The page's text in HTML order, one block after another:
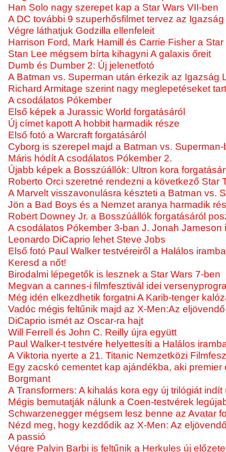
Han Solo nagy szerepet kap a Star Wars VII-ben
A DC további 9 szuperhősfilmet tervez az
Végre láthatjuk Godzilla ellenfeleit
Harrison Ford, Mark Hamill és Carrie Fisher a
Stan Lee mégsem bírta kihagyni A galaxis őreit
Dumb és Dumber 2: Új jelenetfotó
A Batman vs. Superman után érkezik az Igazság
Richard Armitage szerint nagy meglepetéseket
A csodálatos Pókember
Első képek a Jurassic World forgatásáról
Új címet kapott A hobbit harmadik része
Első fotó a Warcraft forgatásáról
Cyborg is szerepel majd a Batman vs. Superman-
Máris hódít A csodálatos Pókember 2.
Újabb képek a Bosszúállók: Ultron kora
Roberto Orci szeretné rendezni a következő Star
A Marvelt visszavonulásra készteti a Batman vs.
Jön a Bad Boys és a Nemzet aranya harmadik
Robert Downey Jr. a Bosszúállók forgatásáról
A csodálatos Pókember 3-ban J. Jonah Jameson
Leonardo DiCaprio lehet Steve Jobs
Első fotó Paul Walker testvéreiről a Halálos
Keresd a nőt!
Birodalmi lépegetők is lesznek a Star Wars 7-ben
Megvan a cannes-i filmfesztivál idei
Még idén elkezdhetik forgatni A Karib-tenger
Vadóc mégis feltűnik majd az X-Men:Az
DiCaprio ismét az Oscar-ra hajt
Will Ferrell és John C. Reilly újra együtt
Paul Walker-t testvére helyettesíti a Halálos
A Viktoria nyerte a 21. Titanic Nemzetközi
Egy zacskó cementet kap ajándékba, aki premier
Borgmant
A Transformers: A kihalás kora egy új trilógiát indít
Mégis bemutatják nálunk a Coen-testvérek
Schwarzenegger mégsem lesz benne az Avatar
Nézd meg, hogy kezdődik az X-Men: Az
A passió
Végre Palvin Barbi is feltűnik a Herkules új